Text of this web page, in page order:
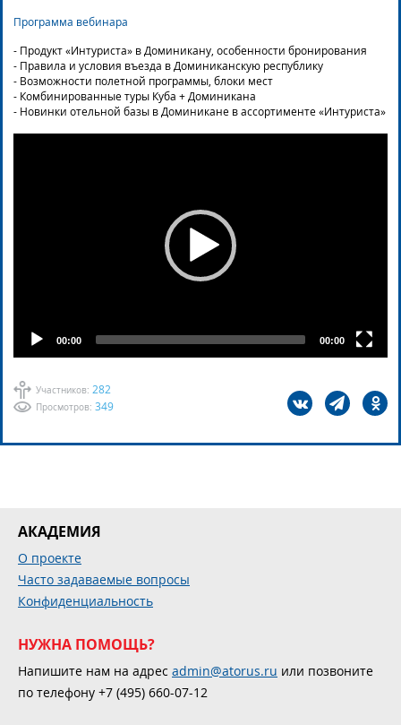
Участников: 282
Просмотров: 349
Программа вебинара
- Продукт «Интуриста» в Доминикану, особенности бронирования
- Правила и условия въезда в Доминиканскую республику
- Возможности полетной программы, блоки мест
- Комбинированные туры Куба + Доминикана
- Новинки отельной базы в Доминикане в ассортименте «Интуриста»
00:00 00:00
АКАДЕМИЯ
О проекте
Часто задаваемые вопросы
Конфиденциальность
НУЖНА ПОМОЩЬ?
Напишите нам на адрес admin@atorus.ru или позвоните
по телефону +7 (495) 660-07-12